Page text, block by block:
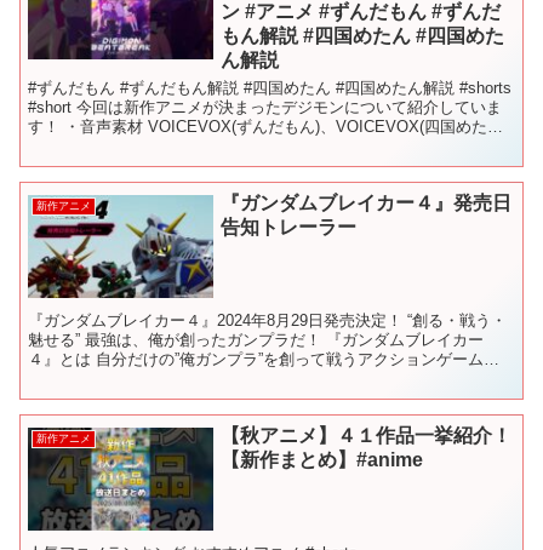
ン #アニメ #ずんだもん #ずんだ
もん解説 #四国めたん #四国めた
ん解説
#ずんだもん #ずんだもん解説 #四国めたん #四国めたん解説 #shorts
#short 今回は新作アニメが決まったデジモンについて紹介していま
す！ ・音声素材 VOICEVOX(ずんだもん)、VOICEVOX(四国めたん)
新作アニメ
『ガンダムブレイカー４』発売日
告知トレーラー
『ガンダムブレイカー４』2024年8月29日発売決定！ “創る・戦う・
魅せる” 最強は、俺が創ったガンプラだ！ 『ガンダムブレイカー
４』とは 自分だけの”俺ガンプラ”を創って戦うアクションゲーム
新作アニメ
【秋アニメ】４１作品一挙紹介！
【新作まとめ】#anime